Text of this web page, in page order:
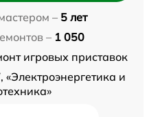
– 5 лет
– 1 050
игровых приставок
и